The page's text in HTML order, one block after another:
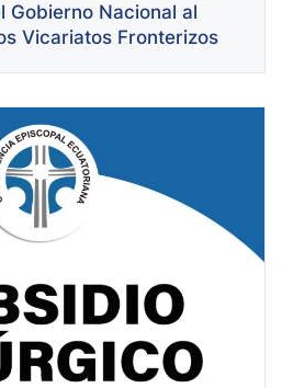
Gobierno Nacional al
Vicariatos Fronterizos